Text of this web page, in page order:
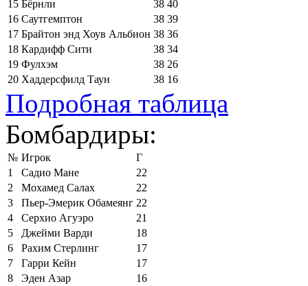
15 Бёрнли 38 40
16 Саутгемптон 38 39
17 Брайтон энд Хоув Альбион 38 36
18 Кардифф Сити 38 34
19 Фулхэм 38 26
20 Хаддерсфилд Таун 38 16
Подробная таблица
Бомбардиры:
№ Игрок
Г
1
Садио Мане
22
2
Мохамед Салах
22
3
Пьер-Эмерик Обамеянг 22
4
Серхио Агуэро
21
5
Джейми Варди
18
6
Рахим Стерлинг
17
7
Гарри Кейн
17
8
Эден Азар
16